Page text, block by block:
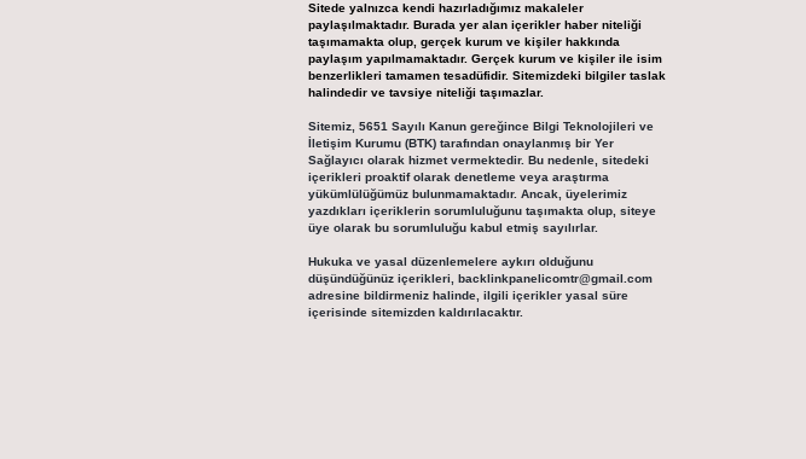
Sitede yalnızca kendi hazırladığımız makaleler
paylaşılmaktadır. Burada yer alan içerikler haber niteliği
taşımamakta olup, gerçek kurum ve kişiler hakkında
paylaşım yapılmamaktadır. Gerçek kurum ve kişiler ile isim
benzerlikleri tamamen tesadüfidir. Sitemizdeki bilgiler taslak
halindedir ve tavsiye niteliği taşımazlar.
Sitemiz, 5651 Sayılı Kanun gereğince Bilgi Teknolojileri ve
İletişim Kurumu (BTK) tarafından onaylanmış bir Yer
Sağlayıcı olarak hizmet vermektedir. Bu nedenle, sitedeki
içerikleri proaktif olarak denetleme veya araştırma
yükümlülüğümüz bulunmamaktadır. Ancak, üyelerimiz
yazdıkları içeriklerin sorumluluğunu taşımakta olup, siteye
üye olarak bu sorumluluğu kabul etmiş sayılırlar.
Hukuka ve yasal düzenlemelere aykırı olduğunu
düşündüğünüz içerikleri, backlinkpanelicomtr@gmail.com
adresine bildirmeniz halinde, ilgili içerikler yasal süre
içerisinde sitemizden kaldırılacaktır.